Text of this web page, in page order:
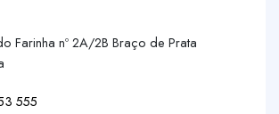
Farinha nº 2A/2B Braço de Prata
555